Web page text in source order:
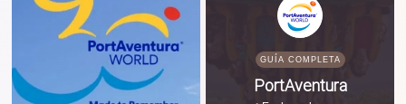
GUÍA COMPLETA
PortAventura